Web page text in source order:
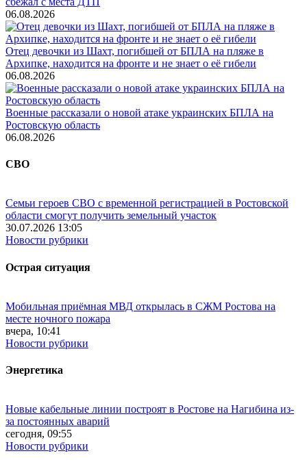
06.08.2026
Отец девочки из Шахт, погибшей от БПЛА на пляже в
Архипке, находится на фронте и не знает о её гибели
06.08.2026
Военные рассказали о новой атаке украинских БПЛА на
Ростовскую область
06.08.2026
СВО
Семьи героев СВО с временной регистрацией в Ростовской
области смогут получить земельный участок
30.07.2026 13:05
Новости рубрики
Острая ситуация
Мобильная приёмная МВД открылась в СЖМ Ростова на
месте ночного пожара
вчера, 10:41
Новости рубрики
Энергетика
Новые кабельные линии построят в Ростове на Нагибина из-
за постоянных аварий
сегодня, 09:55
Новости рубрики